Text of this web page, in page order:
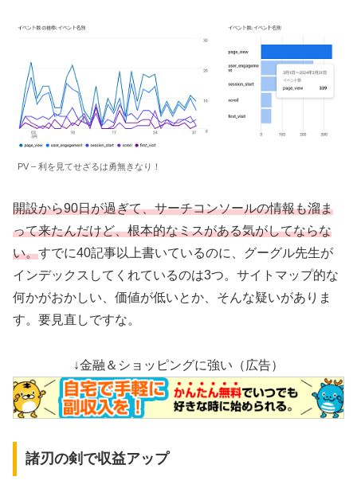
PV – 利を見てせざるは勇無きなり！
開設から90日が過ぎて、サーチコンソールの情報も溜ま
って来たんだけど、根本的なミスがある気がしてならな
い。すでに40記事以上書いているのに、グーグル先生が
インデックスしてくれているのは3つ。サイトマップ的な
何かがおかしい、価値が低いとか、そんな疑いがありま
す。要見直しですな。
↓金融＆ショッピングに強い（広告）
諸刃の剣で収益アップ